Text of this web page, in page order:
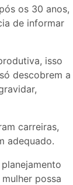
os 30 anos,
de informar
isso
descobrem a
carreiras,
adequado.
possa